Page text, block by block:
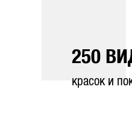
250
красок и